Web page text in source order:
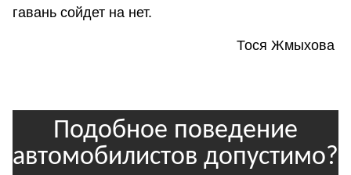
гавань сойдет на нет.
Тося Жмыхова